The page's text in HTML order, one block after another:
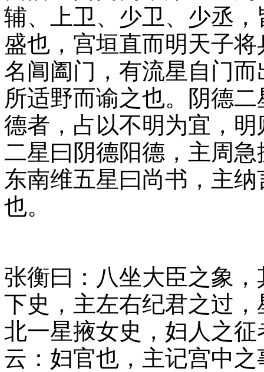
辅、上卫、少卫、少丞
盛也，宫垣直而明天子
名阊阖门，有流星自门
所适野而谕之也。阴德
德者，占以不明为宜，
二星曰阴德阳德，主周
东南维五星曰尚书，主
也。
张衡曰：八坐大臣之象
下史，主左右纪君之过
北一星掖女史，妇人之
云：妇官也，主记宫中